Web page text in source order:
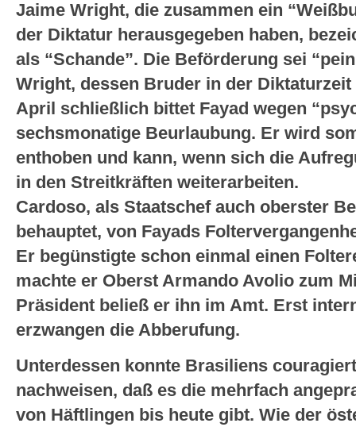
Jaime Wright, die zusammen ein
der Diktatur herausgegeben haben,
als “Schande”. Die Beförderung sei
Wright, dessen Bruder in der
April schließlich bittet Fayad wegen
sechsmonatige Beurlaubung. Er wird
enthoben und kann, wenn sich die
in den Streitkräften weiterarbeiten.
Cardoso, als Staatschef auch oberster
behauptet, von Fayads
Er begünstigte schon einmal einen
machte er Oberst Armando Avolio zum
Präsident beließ er ihn im Amt. Erst
erzwangen die Abberufung.
Unterdessen konnte Brasiliens
nachweisen, daß es die mehrfach
von Häftlingen bis heute gibt. Wie der